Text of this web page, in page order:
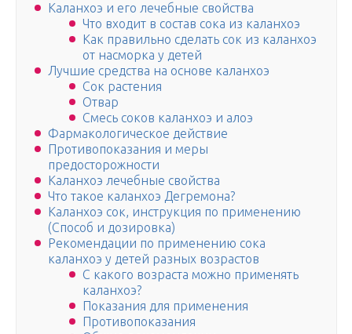
Каланхоэ и его лечебные свойства
Что входит в состав сока из каланхоэ
Как правильно сделать сок из каланхоэ
от насморка у детей
Лучшие средства на основе каланхоэ
Сок растения
Отвар
Смесь соков каланхоэ и алоэ
Фармакологическое действие
Противопоказания и меры
предосторожности
Каланхоэ лечебные свойства
Что такое каланхоэ Дегремона?
Каланхоэ сок, инструкция по применению
(Способ и дозировка)
Рекомендации по применению сока
каланхоэ у детей разных возрастов
С какого возраста можно применять
каланхоэ?
Показания для применения
Противопоказания